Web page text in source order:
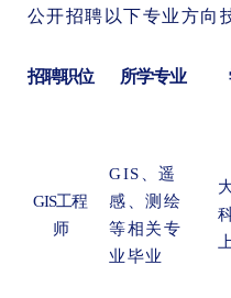
公开招聘以下专业方向
招聘职位 所学专业
GIS工程
师
GIS、遥
感、测绘
等相关专
业毕业